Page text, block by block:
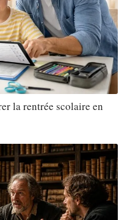
la rentrée scolaire en